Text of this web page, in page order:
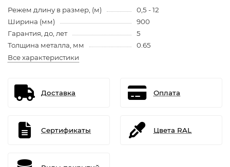
Режем длину в размер, (м)
0,5 - 12
Ширина (мм)
900
Гарантия, до, лет
5
Толщина металла, мм
0.65
Все характеристики
Доставка Оплата
Сертификаты Цвета RAL